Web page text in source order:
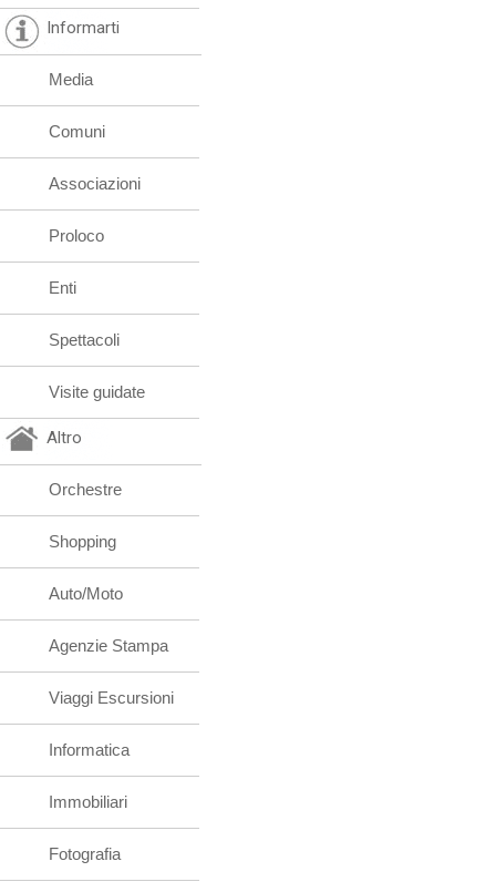
Informarti
Media
Comuni
Associazioni
Proloco
Enti
Spettacoli
Visite guidate
Altro
Orchestre
Shopping
Auto/Moto
Agenzie Stampa
Viaggi Escursioni
Informatica
Immobiliari
Fotografia